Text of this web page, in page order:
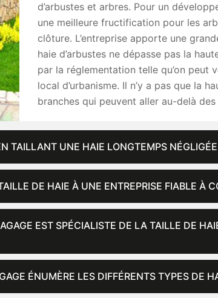
d’arbustes et arbres. Pour un
une meilleure fructification pour les
clôture. L’entreprise apporte une
haie d’arbustes ne dépasse pas la
par la réglementation telle qu’on peut
local d’urbanisme. Il n’y a pas que la
branches qui peuvent aller au-delà
TAILLANT UNE HAIE LONGTEMPS NÉGLIGÉE
DE HAIE À UNE ENTREPRISE FIABLE À
EST SPÉCIALISTE DE LA TAILLE DE
ÉNUMÈRE LES DIFFÉRENTS TYPES DE